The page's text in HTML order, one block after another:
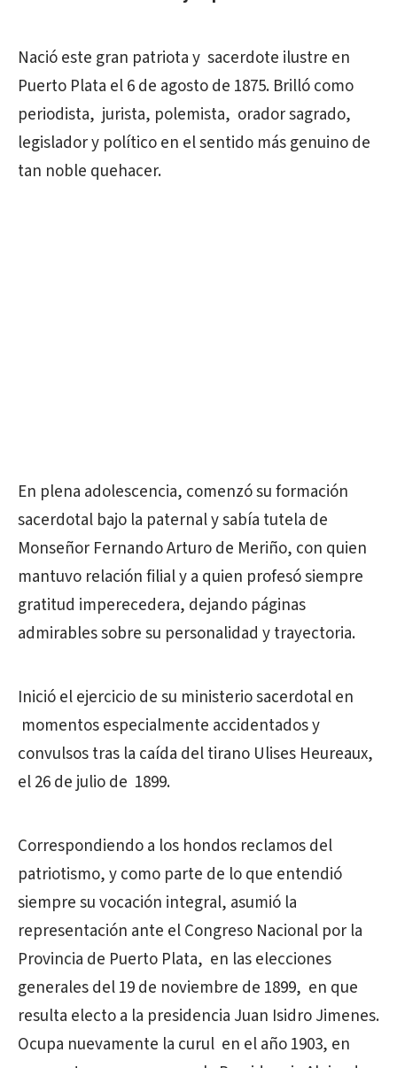
Nació este gran patriota y sacerdote ilustre en
Puerto Plata el 6 de agosto de 1875. Brilló como
periodista, jurista, polemista, orador sagrado,
legislador y político en el sentido más genuino de
tan noble quehacer.
En plena adolescencia, comenzó su formación
sacerdotal bajo la paternal y sabía tutela de
Monseñor Fernando Arturo de Meriño, con quien
mantuvo relación filial y a quien profesó siempre
gratitud imperecedera, dejando páginas
admirables sobre su personalidad y trayectoria.
Inició el ejercicio de su ministerio sacerdotal en
momentos especialmente accidentados y
convulsos tras la caída del tirano Ulises Heureaux,
el 26 de julio de 1899.
Correspondiendo a los hondos reclamos del
patriotismo, y como parte de lo que entendió
siempre su vocación integral, asumió la
representación ante el Congreso Nacional por la
Provincia de Puerto Plata, en las elecciones
generales del 19 de noviembre de 1899, en que
resulta electo a la presidencia Juan Isidro Jimenes.
Ocupa nuevamente la curul en el año 1903, en